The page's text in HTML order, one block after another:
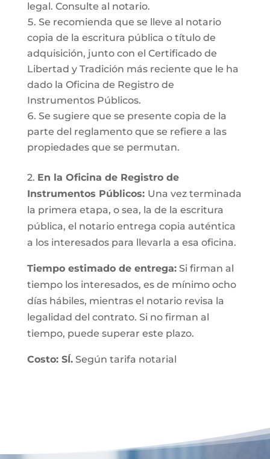
legal. Consulte al notario.
Se recomienda que se lleve al notario
copia de la escritura pública o título de
adquisición, junto con el Certificado de
Libertad y Tradición más reciente que le ha
dado la Oficina de Registro de
Instrumentos Públicos.
Se sugiere que se presente copia de la
parte del reglamento que se refiere a las
propiedades que se permutan.
2. En la Oficina de Registro de
Instrumentos Públicos: Una vez terminada
la primera etapa, o sea, la de la escritura
pública, el notario entrega copia auténtica
a los interesados para llevarla a esa oficina.
Tiempo estimado de entrega:Si firman al
tiempo los interesados, es de mínimo ocho
días hábiles, mientras el notario revisa la
legalidad del contrato. Si no firman al
tiempo, puede superar este plazo.
Costo: SÍ.Según tarifa notarial